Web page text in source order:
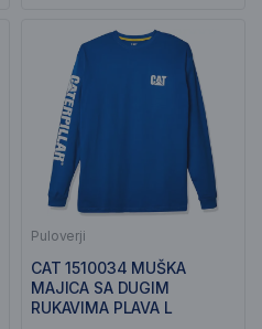
Puloverji
CAT 1510034 MUŠKA
MAJICA SA DUGIM
RUKAVIMA PLAVA L